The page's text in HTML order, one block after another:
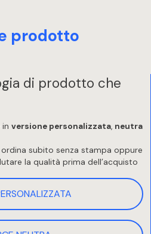
prodotto
di prodotto che
versione personalizzata, neutra
subito senza stampa oppure
la qualità prima dell’acquisto